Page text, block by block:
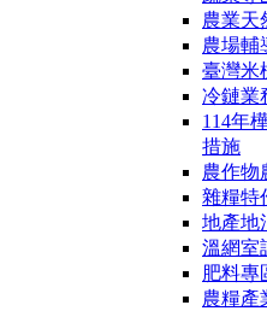
農業天
農場輔
臺灣米
冷鏈業
114年
措施
農作物
雜糧特
地產地
溫網室
肥料專
農糧產